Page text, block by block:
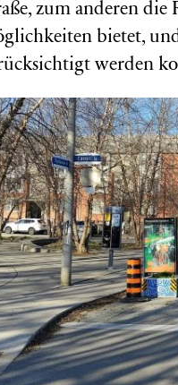
zum anderen
bietet,
werden